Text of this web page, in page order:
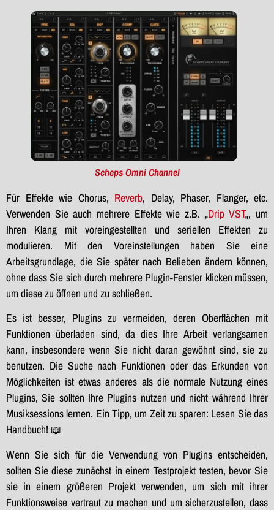
Scheps Omni Channel
Für Effekte wie Chorus, Reverb, Delay, Phaser, Flanger, etc.
Verwenden Sie auch mehrere Effekte wie z.B. „Drip VST„, um
Ihren Klang mit voreingestellten und seriellen Effekten zu
modulieren. Mit den Voreinstellungen haben Sie eine
Arbeitsgrundlage, die Sie später nach Belieben ändern können,
ohne dass Sie sich durch mehrere Plugin-Fenster klicken müssen,
um diese zu öffnen und zu schließen.
Es ist besser, Plugins zu vermeiden, deren Oberflächen mit
Funktionen überladen sind, da dies Ihre Arbeit verlangsamen
kann, insbesondere wenn Sie nicht daran gewöhnt sind, sie zu
benutzen. Die Suche nach Funktionen oder das Erkunden von
Möglichkeiten ist etwas anderes als die normale Nutzung eines
Plugins, Sie sollten Ihre Plugins nutzen und nicht während Ihrer
Musiksessions lernen. Ein Tipp, um Zeit zu sparen: Lesen Sie das
Handbuch! 📖
Wenn Sie sich für die Verwendung von Plugins entscheiden,
sollten Sie diese zunächst in einem Testprojekt testen, bevor Sie
sie in einem größeren Projekt verwenden, um sich mit ihrer
Funktionsweise vertraut zu machen und um sicherzustellen, dass